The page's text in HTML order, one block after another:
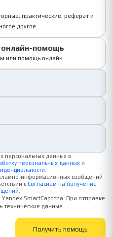
практические, реферат и
другое
онлайн-помощь
или помощь онлайн
персональных данных в
персональных данных и
информационных сообщений
с Согласием на получение
SmartCaptcha. При отправке
данные.
Получить помощь